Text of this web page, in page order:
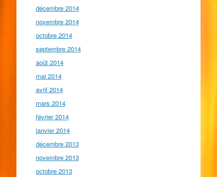
décembre 2014
novembre 2014
octobre 2014
septembre 2014
août 2014
mai 2014
avril 2014
mars 2014
février 2014
janvier 2014
décembre 2013
novembre 2013
octobre 2013